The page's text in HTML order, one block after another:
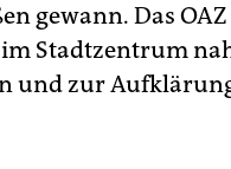
gewann. Das
Stadtzentrum
und zur